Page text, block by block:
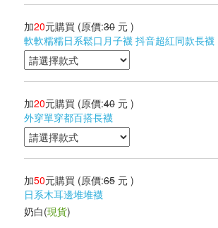
加20元購買 (原價:30 元 )
軟軟糯糯日系鬆口月子襪 抖音超紅同款長襪
加20元購買 (原價:40 元 )
外穿單穿都百搭長襪
加50元購買 (原價:65 元 )
日系木耳邊堆堆襪
奶白(現貨)